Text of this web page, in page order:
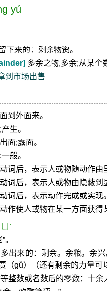
yú
下来的：剩余物资。
多余之物,多余;从某个
到市场出售
到外面来。
生。
面;露面。
般。
词后，表示人或物随动作由
词后，表示人或物由隐蔽到
词后，表示动作完成或实现。
作使人或物在某一方面获得
ˊ
。
出来的：剩余。余粮。余
（gǔ）（还有剩余的力量可
整数或名数后的零数：十余